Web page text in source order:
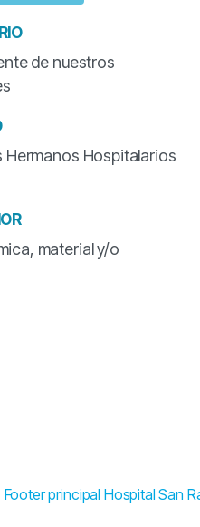
de nuestros
Hermanos Hospitalarios
material y/o